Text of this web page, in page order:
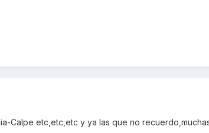
Calpe etc,etc,etc y ya las que no